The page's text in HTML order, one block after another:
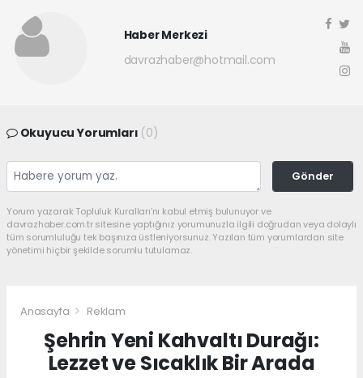
Haber Merkezi
davrazhaber@hotmail.com
Okuyucu Yorumları (0)
Gönder
Yorum yazarak Topluluk Kuralları’nı kabul etmiş bulunuyor ve
davrazhaber.com.tr sitesine yaptığınız yorumunuzla ilgili doğrudan veya dolaylı
tüm sorumluluğu tek başınıza üstleniyorsunuz. Yazılan tüm yorumlardan site
yönetimi hiçbir şekilde sorumlu tutulamaz.
Anasayfa Reklam
Şehrin Yeni Kahvaltı Durağı:
Lezzet ve Sıcaklık Bir Arada